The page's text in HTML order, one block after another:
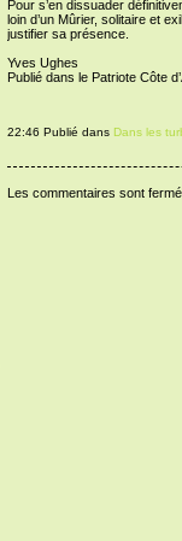
Pour s’en dissuader
loin d’un Mûrier, solitaire et
justifier sa présence.
Yves Ughes
Publié dans le Patriote Côte
22:46 Publié dans Dans les
Les commentaires sont